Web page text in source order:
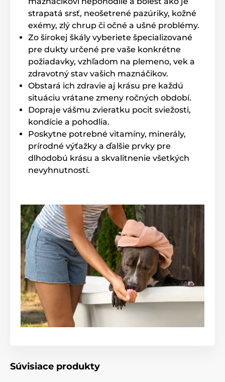
Technické špecifikácie sa môžu zmeniť bez
predchádzajúceho upozornenia. Obrázky majú len
ilustračný charakter.
Produkt je zaradený v kategóriách
Kozmetika
Kozmetika pre mačky
Starostlivosť o kožu a srsť
Kartáče a hřebeny pro kočky Mačka
% Chovateľstvo
% Kozmetika a starostlivosť
strapatá srsť, neošetrené pazúriky, kožné
exémy, zlý chrup či očné a ušné problémy.
Zo širokej škály vyberiete špecializované
pre dukty určené pre vaše konkrétne
požiadavky, vzhľadom na plemeno, vek a
zdravotný stav vašich maznáčikov.
Obstará ich zdravie aj krásu pre každú
situáciu vrátane zmeny ročných období.
Dopraje vášmu zvieratku pocit sviežosti,
kondície a pohodlia.
Poskytne potrebné vitamíny, minerály,
prírodné výťažky a ďalšie prvky pre
dlhodobú krásu a skvalitnenie všetkých
nevyhnutností.
Súvisiace produkty